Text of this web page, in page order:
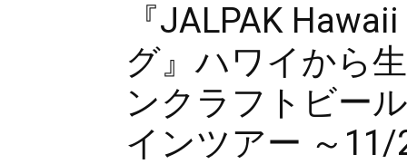
『JALPAK
グ』ハワイから
ンクラフトビー
インツアー ～